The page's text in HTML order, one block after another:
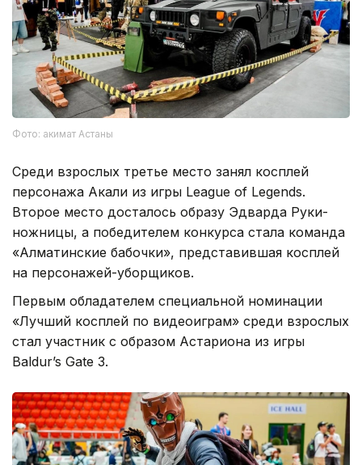
Фото: акимат Астаны
Среди взрослых третье место занял косплей
персонажа Акали из игры League of Legends.
Второе место досталось образу Эдварда Руки-
ножницы, а победителем конкурса стала команда
«Алматинские бабочки», представившая косплей
на персонажей-уборщиков.
Первым обладателем специальной номинации
«Лучший косплей по видеоиграм» среди взрослых
стал участник с образом Астариона из игры
Baldur’s Gate 3.